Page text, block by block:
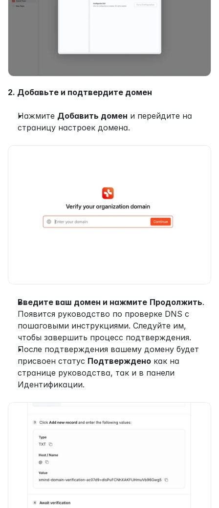
2. Добавьте и подтвердите домен
Нажмите Добавить домен и перейдите на
страницу настроек домена.
Введите ваш домен и нажмите Продолжить.
Появится руководство по проверке DNS с
пошаговыми инструкциями. Следуйте им,
чтобы завершить процесс подтверждения.
После подтверждения вашему домену будет
присвоен статус Подтверждено как на
странице руководства, так и в панели
Идентификации.